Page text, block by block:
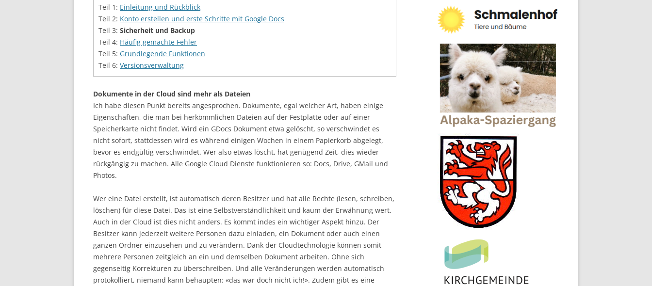
Teil 1: Einleitung und Rückblick
Teil 2: Konto erstellen und erste Schritte mit Google Docs
Teil 3: Sicherheit und Backup
Teil 4: Häufig gemachte Fehler
Teil 5: Grundlegende Funktionen
Teil 6: Versionsverwaltung
Dokumente in der Cloud sind mehr als Dateien
Ich habe diesen Punkt bereits angesprochen. Dokumente, egal welcher Art, haben einige
Eigenschaften, die man bei herkömmlichen Dateien auf der Festplatte oder auf einer
Speicherkarte nicht findet. Wird ein GDocs Dokument etwa gelöscht, so verschwindet es
nicht sofort, stattdessen wird es während einigen Wochen in einem Papierkorb abgelegt,
bevor es endgültig verschwindet. Wer also etwas löscht, hat genügend Zeit, dies wieder
rückgängig zu machen. Alle Google Cloud Dienste funktionieren so: Docs, Drive, GMail und
Photos.
Wer eine Datei erstellt, ist automatisch deren Besitzer und hat alle Rechte (lesen, schreiben,
löschen) für diese Datei. Das ist eine Selbstverständlichkeit und kaum der Erwähnung wert.
Auch in der Cloud ist dies nicht anders. Es kommt indes ein wichtiger Aspekt hinzu. Der
Besitzer kann jederzeit weitere Personen dazu einladen, ein Dokument oder auch einen
ganzen Ordner einzusehen und zu verändern. Dank der Cloudtechnologie können somit
mehrere Personen zeitgleich an ein und demselben Dokument arbeiten. Ohne sich
gegenseitig Korrekturen zu überschreiben. Und alle Veränderungen werden automatisch
protokolliert, niemand kann behaupten: «das war doch nicht ich!». Zudem gibt es eine